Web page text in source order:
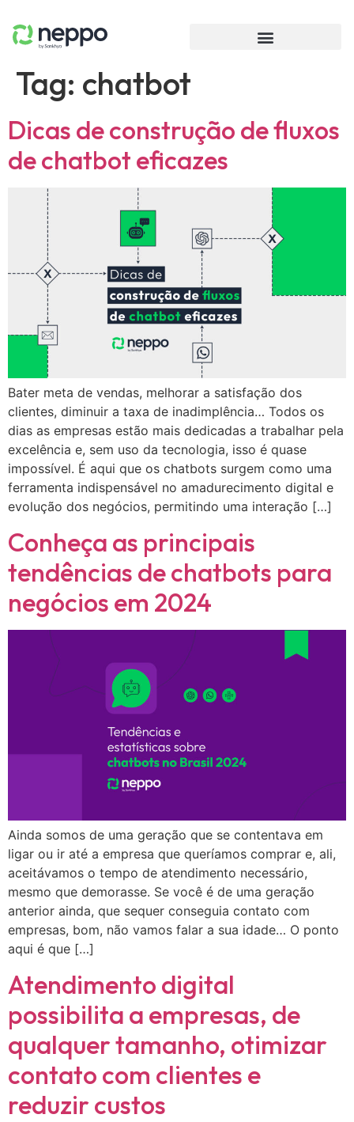
Tag: chatbot
Dicas de construção de fluxos
de chatbot eficazes
Bater meta de vendas, melhorar a satisfação dos
clientes, diminuir a taxa de inadimplência… Todos os
dias as empresas estão mais dedicadas a trabalhar pela
excelência e, sem uso da tecnologia, isso é quase
impossível. É aqui que os chatbots surgem como uma
ferramenta indispensável no amadurecimento digital e
evolução dos negócios, permitindo uma interação […]
Conheça as principais
tendências de chatbots para
negócios em 2024
Ainda somos de uma geração que se contentava em
ligar ou ir até a empresa que queríamos comprar e, ali,
aceitávamos o tempo de atendimento necessário,
mesmo que demorasse. Se você é de uma geração
anterior ainda, que sequer conseguia contato com
empresas, bom, não vamos falar a sua idade… O ponto
aqui é que […]
Atendimento digital
possibilita a empresas, de
qualquer tamanho, otimizar
contato com clientes e
reduzir custos